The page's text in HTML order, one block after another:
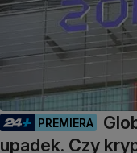
PREMIERA
upadek. Czy